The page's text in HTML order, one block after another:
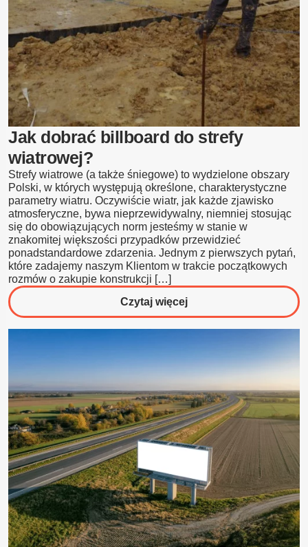
Jak dobrać billboard do strefy
wiatrowej?
Strefy wiatrowe (a także śniegowe) to wydzielone obszary
Polski, w których występują określone, charakterystyczne
parametry wiatru. Oczywiście wiatr, jak każde zjawisko
atmosferyczne, bywa nieprzewidywalny, niemniej stosując
się do obowiązujących norm jesteśmy w stanie w
znakomitej większości przypadków przewidzieć
ponadstandardowe zdarzenia. Jednym z pierwszych pytań,
które zadajemy naszym Klientom w trakcie początkowych
rozmów o zakupie konstrukcji […]
Czytaj więcejo
Jak
do
strefy
wiatrowej?